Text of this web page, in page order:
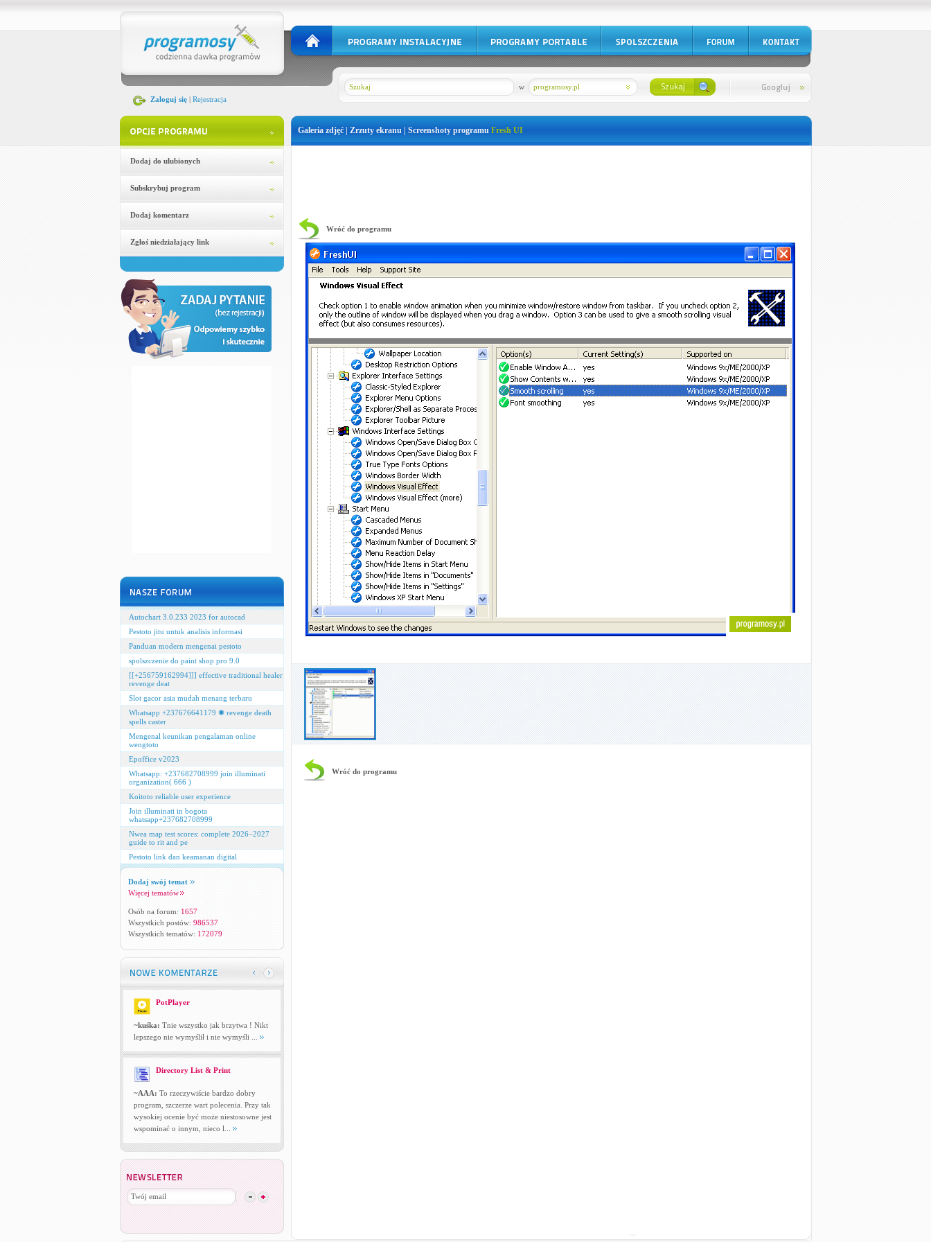
Zaloguj się| Rejestracja
programosy.pl
w
Dodaj do ulubionych
Subskrybuj program
Dodaj komentarz
Zgłoś niedziałający link
Autochart 3.0.233 2023 for autocad
Pestoto jitu untuk analisis informasi
Panduan modern mengenai pestoto
spolszczenie do paint shop pro 9.0
[[+256759162994]]] effective traditional healer
revenge deat
Slot gacor asia mudah menang terbaru
Whatsapp +237676641179 ✺ revenge death
spells caster
Mengenal keunikan pengalaman online
wengtoto
Epoffice v2023
Whatsapp: +237682708999 join illuminati
organization( 666 )
Koitoto reliable user experience
Join illuminati in bogota
whatsapp+237682708999
Nwea map test scores: complete 2026–2027
guide to rit and pe
Pestoto link dan keamanan digital
Dodaj swój temat
Więcej tematów
Osób na forum: 1657
Wszystkich postów: 986537
Wszystkich tematów: 172079
PotPlayer
~kuśka: Tnie wszystko jak brzytwa ! Nikt
lepszego nie wymyślił i nie wymyśli ...
Directory List & Print
~AAA: To rzeczywiście bardzo dobry
program, szczerze wart polecenia. Przy tak
wysokiej ocenie być może niestosowne jest
wspominać o innym, nieco l...
Galeria zdjęć | Zrzuty ekranu | Screenshoty programu Fresh UI
Wróć do programu
Wróć do programu